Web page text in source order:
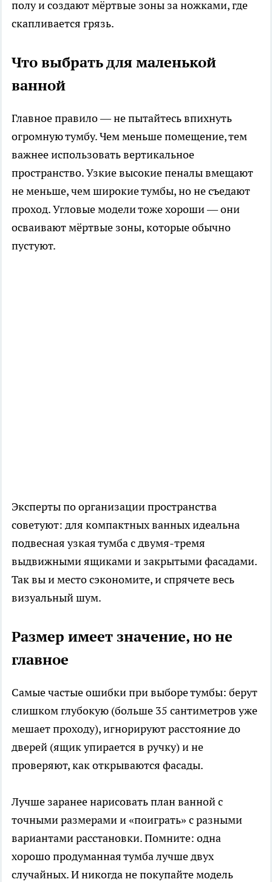
полу и создают мёртвые зоны за ножками, где
скапливается грязь.
Что выбрать для маленькой
ванной
Главное правило — не пытайтесь впихнуть
огромную тумбу. Чем меньше помещение, тем
важнее использовать вертикальное
пространство. Узкие высокие пеналы вмещают
не меньше, чем широкие тумбы, но не съедают
проход. Угловые модели тоже хороши — они
осваивают мёртвые зоны, которые обычно
пустуют.
Эксперты по организации пространства
советуют: для компактных ванных идеальна
подвесная узкая тумба с двумя-тремя
выдвижными ящиками и закрытыми фасадами.
Так вы и место сэкономите, и спрячете весь
визуальный шум.
Размер имеет значение, но не
главное
Самые частые ошибки при выборе тумбы: берут
слишком глубокую (больше 35 сантиметров уже
мешает проходу), игнорируют расстояние до
дверей (ящик упирается в ручку) и не
проверяют, как открываются фасады.
Лучше заранее нарисовать план ванной с
точными размерами и «поиграть» с разными
вариантами расстановки. Помните: одна
хорошо продуманная тумба лучше двух
случайных. И никогда не покупайте модель